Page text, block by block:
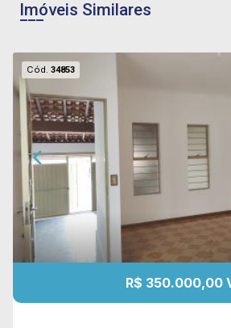
Imóveis Similares
Cód.34853
R$ 350.000,00